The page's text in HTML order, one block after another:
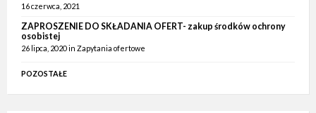
16 czerwca, 2021
ZAPROSZENIE DO SKŁADANIA OFERT- zakup środków ochrony
osobistej
26 lipca, 2020in Zapytania ofertowe
POZOSTAŁE